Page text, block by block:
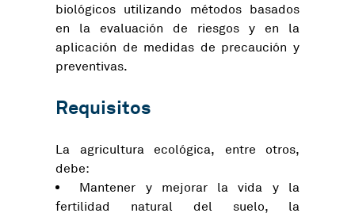
biológicos utilizando métodos basados
en la evaluación de riesgos y en la
aplicación de medidas de precaución y
preventivas.
Requisitos
La agricultura ecológica, entre otros,
debe:
Mantener y mejorar la vida y la
fertilidad natural del suelo, la